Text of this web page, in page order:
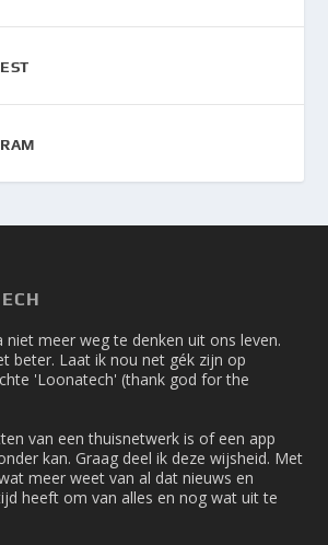
niet meer weg te denken uit ons leven.
beter. Laat ik nou net gék zijn op
'Loonatech' (thank god for the
van een thuisnetwerk is of een app
kan. Graag deel ik deze wijsheid. Met
meer weet van al dat nieuws en
heeft om van alles en nog wat uit te